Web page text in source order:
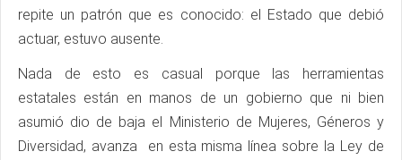
repite un patrón que es conocido: el Estado que debió
actuar, estuvo ausente.
Nada de esto es casual porque las herramientas
estatales están en manos de un gobierno que ni bien
asumió dio de baja el Ministerio de Mujeres, Géneros y
Diversidad, avanza en esta misma línea sobre la Ley de